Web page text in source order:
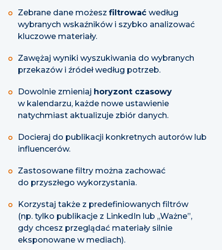
Zebrane dane możesz filtrować według
wybranych wskaźników i szybko analizować
kluczowe materiały.
Zawężaj wyniki wyszukiwania do wybranych
przekazów i źródeł według potrzeb.
Dowolnie zmieniaj horyzont czasowy
w kalendarzu, każde nowe ustawienie
natychmiast aktualizuje zbiór danych.
Docieraj do publikacji konkretnych autorów lub
influencerów.
Zastosowane filtry można zachować
do przyszłego wykorzystania.
Korzystaj także z predefiniowanych filtrów
(np. tylko publikacje z LinkedIn lub „Ważne”,
gdy chcesz przeglądać materiały silnie
eksponowane w mediach).